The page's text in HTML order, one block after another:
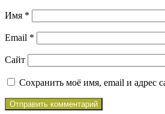
Имя *
Email *
Сайт
Сохранить моё имя, email и адрес